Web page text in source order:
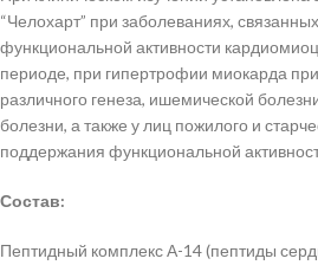
“Челохарт” при заболеваниях,
функциональной активности
периоде, при гипертрофии миокарда
различного генеза, ишемической
болезни, а также у лиц пожилого и
поддержания функциональной
Состав:
Пептидный комплекс А-14 (пептиды